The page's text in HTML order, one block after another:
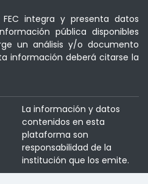
integra y presenta datos
pública disponibles
un análisis y/o documento
información deberá citarse la
La información y datos
contenidos en esta
plataforma son
responsabilidad de la
institución que los emite.